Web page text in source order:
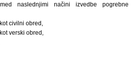
naslednjimi načini izvedbe pogrebne
civilni obred,
verski obred,